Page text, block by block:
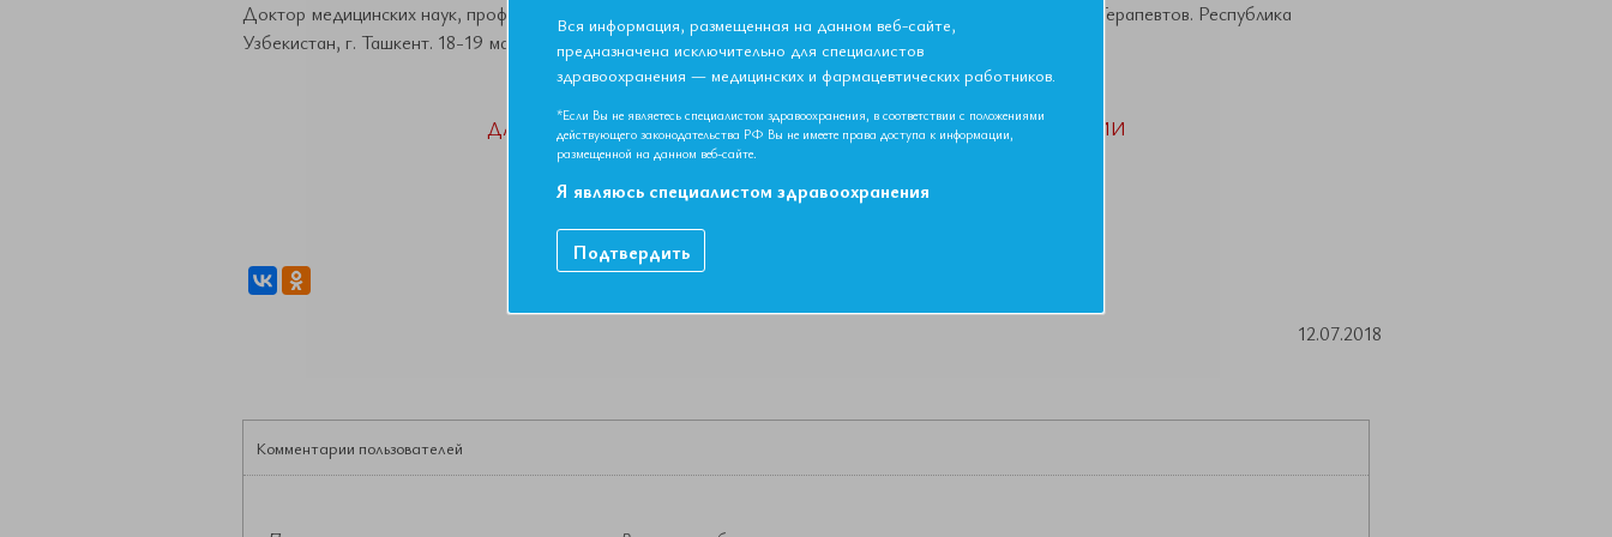
Доктор медицинских наук, профессор Арутюнов Григорий Павлович. IV Съезд Евразийской Ассоциации Терапевтов. Республика
Узбекистан, г. Ташкент. 18-19 мая 2018г.
ДАННЫЙ МАТЕРИАЛ ДОСТУПЕН ТОЛЬКО ЧЛЕНАМ АССОЦИАЦИИ
Если вы являетесь членом ЕАТ, пожалуйста,
12.07.2018
Комментарии пользователей
Вся информация, размещенная на данном веб-сайте,
предназначена исключительно для специалистов
здравоохранения — медицинских и фармацевтических работников.
*Если Вы не являетесь специалистом здравоохранения, в соответствии с положениями
действующего законодательства РФ Вы не имеете права доступа к информации,
размещенной на данном веб-сайте.
Я являюсь специалистом здравоохранения
Подтвердить